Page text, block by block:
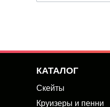
КАТАЛОГ
Скейты
Круизеры и пенни